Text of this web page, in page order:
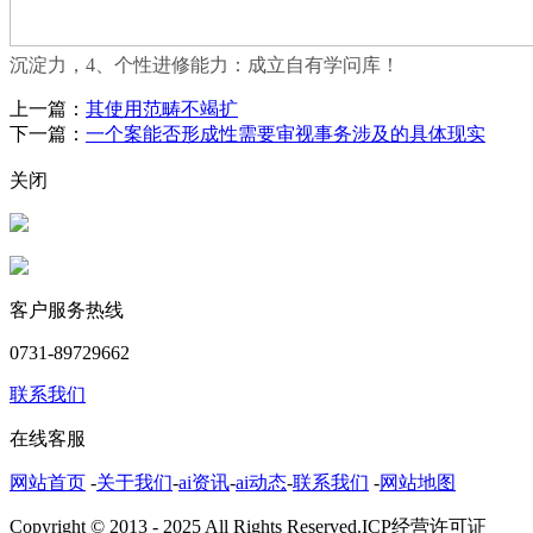
沉淀力，4、个性进修能力：成立自有学问库！
上一篇： 其使用范畴不竭扩
下一篇： 一个案能否形成性需要审视事务涉及的具体现实
关闭
客户服务热线
0731-89729662
联系我们
在线客服
网站首页 -关于我们-ai资讯-ai动态-联系我们 -网站地图
Copyright © 2013 - 2025 All Rights Reserved.ICP经营许可证